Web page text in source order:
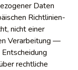
Daten
Richtlinien-
nicht einer
Verarbeitung —
rechtliche